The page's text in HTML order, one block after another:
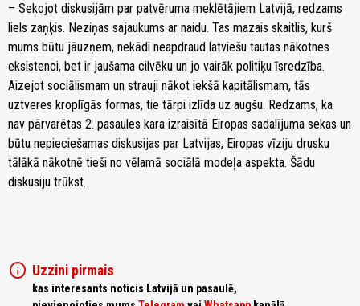
– Sekojot diskusijām par patvēruma meklētājiem Latvijā, redzams
liels zaņķis. Neziņas sajaukums ar naidu. Tas mazais skaitlis, kurš
mums būtu jāuzņem, nekādi neapdraud latviešu tautas nākotnes
eksistenci, bet ir jaušama cilvēku un jo vairāk politiķu īsredzība.
Aizejot sociālismam un strauji nākot iekšā kapitālismam, tās
uztveres kroplīgās formas, tie tārpi izlīda uz augšu. Redzams, ka
nav pārvarētas 2. pasaules kara izraisītā Eiropas sadalījuma sekas un
būtu nepieciešamas diskusijas par Latvijas, Eiropas vīziju drusku
tālākā nākotnē tieši no vēlamā sociālā modeļa aspekta. Šādu
diskusiju trūkst.
info Uzzini pirmais
kas interesants noticis Latvijā un pasaulē,